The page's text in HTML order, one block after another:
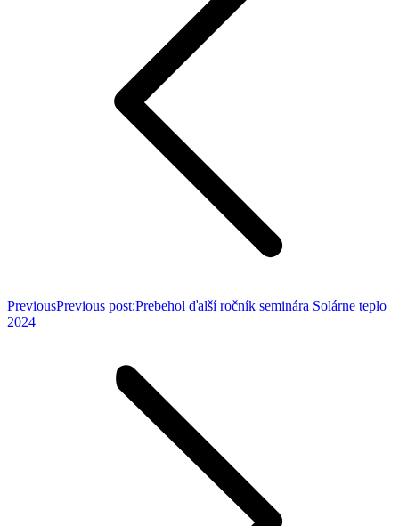
PreviousPrevious post:Prebehol ďalší ročník seminára Solárne teplo
2024